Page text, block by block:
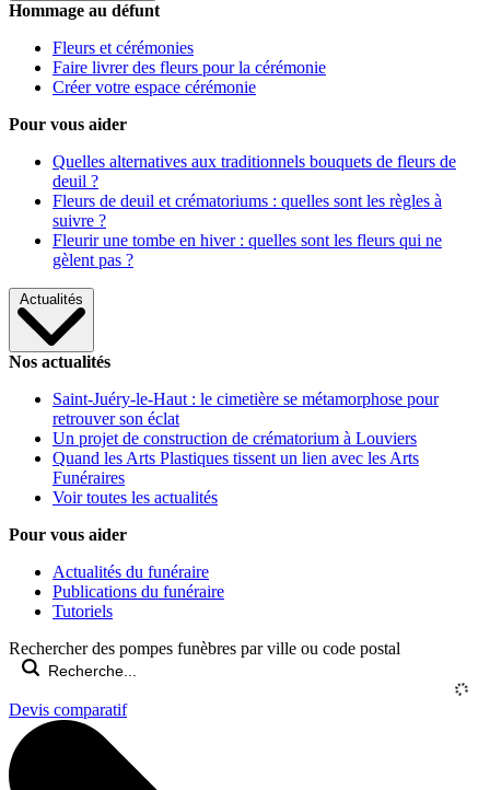
Hommage au défunt
Fleurs et cérémonies
Faire livrer des fleurs pour la cérémonie
Créer votre espace cérémonie
Pour vous aider
Quelles alternatives aux traditionnels bouquets de fleurs de
deuil ?
Fleurs de deuil et crématoriums : quelles sont les règles à
suivre ?
Fleurir une tombe en hiver : quelles sont les fleurs qui ne
gèlent pas ?
Actualités
Nos actualités
Saint-Juéry-le-Haut : le cimetière se métamorphose pour
retrouver son éclat
Un projet de construction de crématorium à Louviers
Quand les Arts Plastiques tissent un lien avec les Arts
Funéraires
Voir toutes les actualités
Pour vous aider
Actualités du funéraire
Publications du funéraire
Tutoriels
Rechercher des pompes funèbres par ville ou code postal
Devis comparatif